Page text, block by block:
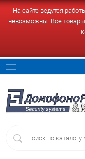
На сайте ведутся
невозможны. Все